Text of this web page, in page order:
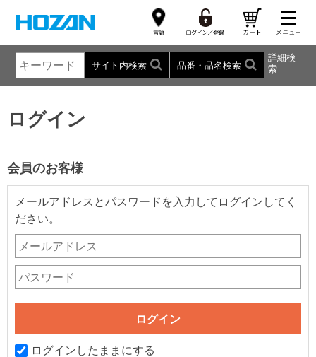
サイト内検索 品番・品名検索
詳細検
索
ログイン
会員のお客様
メールアドレスとパスワードを入力してログインしてく
ださい。
ログインしたままにする